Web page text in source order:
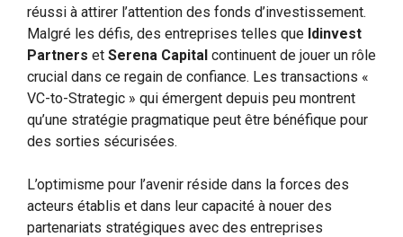
réussi à attirer l’attention des fonds d’investissement.
Malgré les défis, des entreprises telles que Idinvest
Partners et Serena Capital continuent de jouer un rôle
crucial dans ce regain de confiance. Les transactions «
VC-to-Strategic » qui émergent depuis peu montrent
qu’une stratégie pragmatique peut être bénéfique pour
des sorties sécurisées.
L’optimisme pour l’avenir réside dans la forces des
acteurs établis et dans leur capacité à nouer des
partenariats stratégiques avec des entreprises